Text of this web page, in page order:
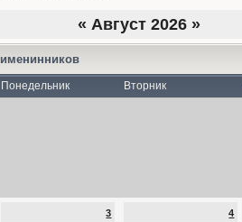
« Август 2026 »
Понедельник Вторник
3 4